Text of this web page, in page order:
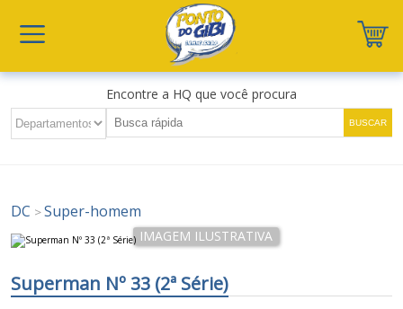
Encontre a HQ que você procura
DC >Super-homem
Superman Nº 33 (2ª Série)